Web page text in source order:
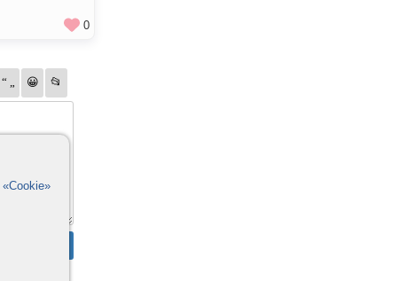
0
«Cookie»